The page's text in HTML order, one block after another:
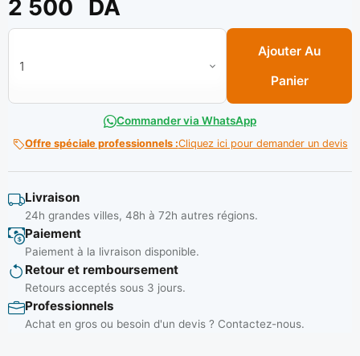
2 500 DA
quantité de Roue pivot a frein 125 blindee rouge a plaq**
Ajouter Au
Panier
Commander via WhatsApp
Offre spéciale professionnels :Cliquez ici pour demander un devis
Livraison
24h grandes villes, 48h à 72h autres régions.
Paiement
Paiement à la livraison disponible.
Retour et remboursement
Retours acceptés sous 3 jours.
Professionnels
Achat en gros ou besoin d'un devis ? Contactez-nous.